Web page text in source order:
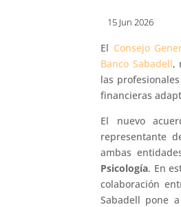
15 Jun 2026
El Consejo
Banco Sabadell,
las
financieras
El nuevo
representante
ambas
Psicología. En
colaboración
Sabadell pone